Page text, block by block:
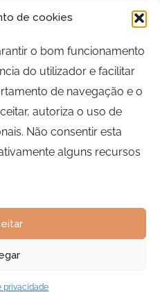
de cookies
o bom funcionamento
do utilizador e facilitar
de navegação e o
autoriza o uso de
Não consentir esta
alguns recursos
privacidade
feira | 09h00 às 17h00
olhao.pt